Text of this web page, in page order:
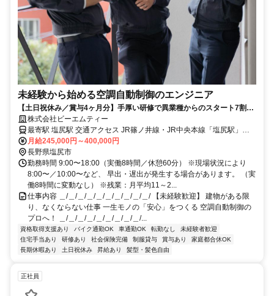
未経験から始める空調自動制御のエンジニア
【土日祝休み／賞与4ヶ月分】手厚い研修で異業種からのスタート7割！
未経験者歓迎の空調設備メンテナンスの仕事です。
株式会社ビーエムティー
最寄駅 塩尻駅 交通アクセス JR篠ノ井線・JR中央本線「塩尻駅」よ
り車で5分 ＜対応エリア＞ 長野県内や山梨県（日帰りの範囲） ⇒車
での移動がメインになります。 ●現場には直行直帰OK！ ●車・バイク
通勤OK ●転勤なし
月給245,000円～400,000円
長野県塩尻市
勤務時間 9:00〜18:00（実働8時間／休憩60分） ※現場状況により
8:00〜／10:00〜など、 早出・遅出が発生する場合があります。 （実
働8時間に変動なし） ※残業：月平均11～2...
仕事内容 ＿/＿/＿/＿/＿/＿/＿/＿/＿/＿/ 【未経験歓迎】 建物がある限
り、なくならない仕事 一生モノの「安心」をつくる 空調自動制御の
プロへ！ ＿/＿/＿/＿/＿/＿/＿/＿/＿/...
資格取得支援あり バイク通勤OK 車通勤OK 転勤なし
未経験者歓迎
住宅手当あり
研修あり 社会保険完備 制服貸与 賞与あり
家庭都合休OK
長期休暇あり
土日祝休み 昇給あり 髪型・髪色自由
正社員